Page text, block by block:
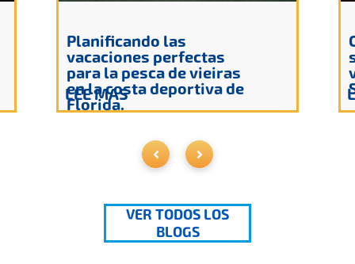
Planificando las
vacaciones perfectas
para la pesca de vieiras
en la costa deportiva de
Florida.
LEE MAS
VER TODOS LOS
BLOGS